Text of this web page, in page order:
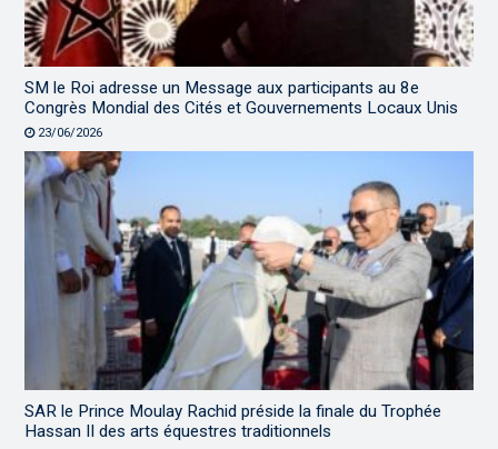
SM le Roi adresse un Message aux participants au 8e
Congrès Mondial des Cités et Gouvernements Locaux Unis
23/06/2026
SAR le Prince Moulay Rachid préside la finale du Trophée
Hassan II des arts équestres traditionnels